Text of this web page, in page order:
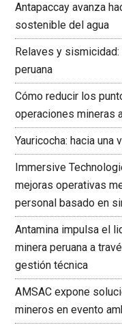
Antapaccay avanza
sostenible del agua
Relaves y
peruana
Cómo reducir los
operaciones mineras
Yauricocha: hacia
Immersive
mejoras operativas
personal basado en
Antamina impulsa el
minera peruana a
gestión técnica
AMSAC expone
mineros en evento